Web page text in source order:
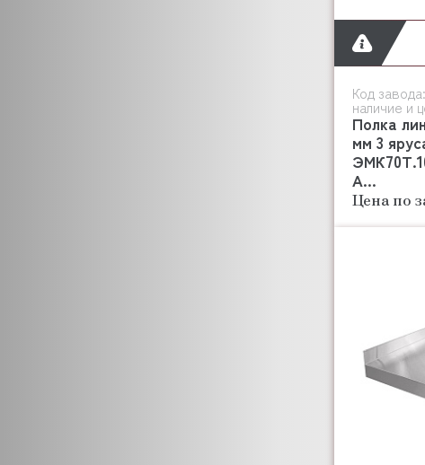
Код завода:
наличие и
Полка
мм 3
А...
Цена по